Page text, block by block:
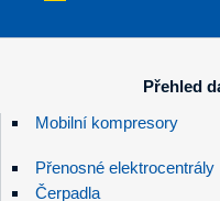
Přehled
Mobilní kompresory
Přenosné elektrocentrály
Čerpadla